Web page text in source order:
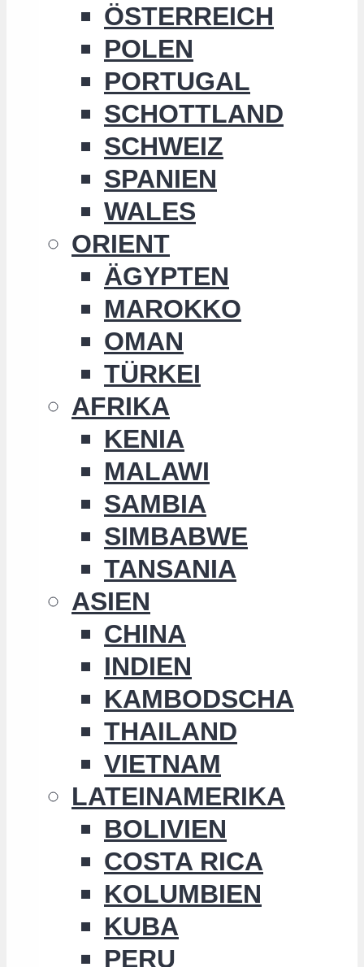
ÖSTERREICH
POLEN
PORTUGAL
SCHOTTLAND
SCHWEIZ
SPANIEN
WALES
ORIENT
ÄGYPTEN
MAROKKO
OMAN
TÜRKEI
AFRIKA
KENIA
MALAWI
SAMBIA
SIMBABWE
TANSANIA
ASIEN
CHINA
INDIEN
KAMBODSCHA
THAILAND
VIETNAM
LATEINAMERIKA
BOLIVIEN
COSTA RICA
KOLUMBIEN
KUBA
PERU